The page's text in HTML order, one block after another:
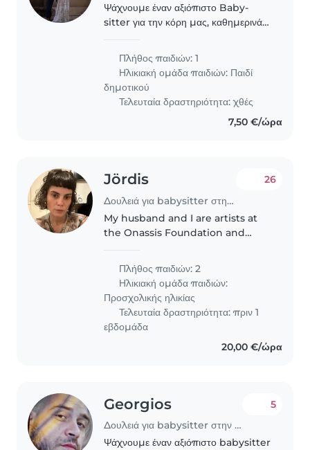
Ψάχνουμε έναν αξιόπιστο Baby-
sitter για την κόρη μας, καθημερινά
γνωριστούμε!
Πλήθος παιδιών: 1
Ηλικιακή ομάδα παιδιών: Παιδί
δημοτικού
Τελευταία δραστηριότητα: χθές
7,50 €/ώρα
Jördis
Δουλειά για babysitter στην περιοχή Αθήνα
26
My husband and I are artists at
the Onassis Foundation and
energetic, curious little girl who
loves playing outside,..
Πλήθος παιδιών: 2
Ηλικιακή ομάδα παιδιών:
Προσχολικής ηλικίας
Τελευταία δραστηριότητα: πριν 1
εβδομάδα
20,00 €/ώρα
Georgios
Δουλειά για babysitter στην περιοχή Αθήνα
5
Ψάχνουμε έναν αξιόπιστο babysitter